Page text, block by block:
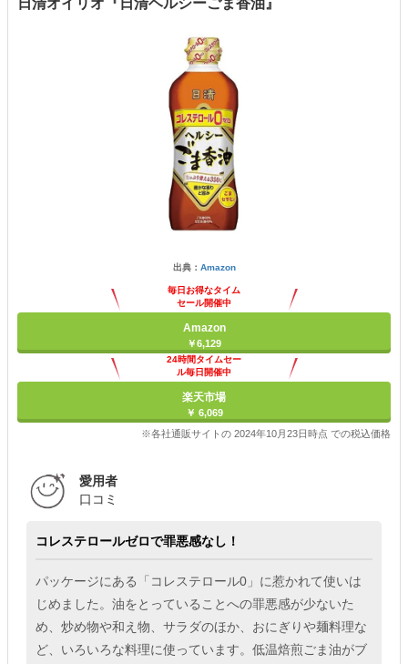
日清オイリオ『日清ヘルシーごま香油』
出典： Amazon
毎日お得なタイム
セール開催中
Amazon
￥6,129
24時間タイムセー
ル毎日開催中
楽天市場
￥ 6,069
※各社通販サイトの 2024年10月23日時点 での税込価格
愛用者
口コミ
コレステロールゼロで罪悪感なし！
パッケージにある「コレステロール0」に惹かれて使いは
じめました。油をとっていることへの罪悪感が少ないた
め、炒め物や和え物、サラダのほか、おにぎりや麺料理な
ど、いろいろな料理に使っています。低温焙煎ごま油がブ